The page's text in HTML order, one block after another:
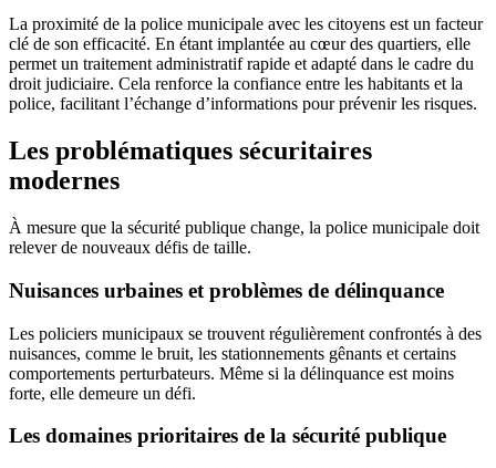
La proximité de la police municipale avec les citoyens est un facteur
clé de son efficacité. En étant implantée au cœur des quartiers, elle
permet un traitement administratif rapide et adapté dans le cadre du
droit judiciaire. Cela renforce la confiance entre les habitants et la
police, facilitant l’échange d’informations pour prévenir les risques.
Les problématiques sécuritaires
modernes
À mesure que la sécurité publique change, la police municipale doit
relever de nouveaux défis de taille.
Nuisances urbaines et problèmes de délinquance
Les policiers municipaux se trouvent régulièrement confrontés à des
nuisances, comme le bruit, les stationnements gênants et certains
comportements perturbateurs. Même si la délinquance est moins
forte, elle demeure un défi.
Les domaines prioritaires de la sécurité publique